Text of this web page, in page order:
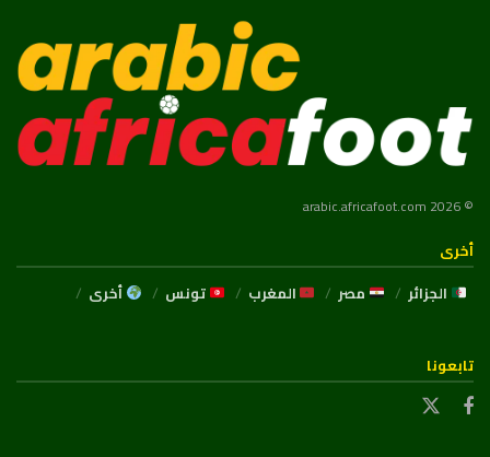
© 2026 arabic.africafoot.com
أخرى
الجزائر
مصر المغرب تونس أخرى
تابعونا